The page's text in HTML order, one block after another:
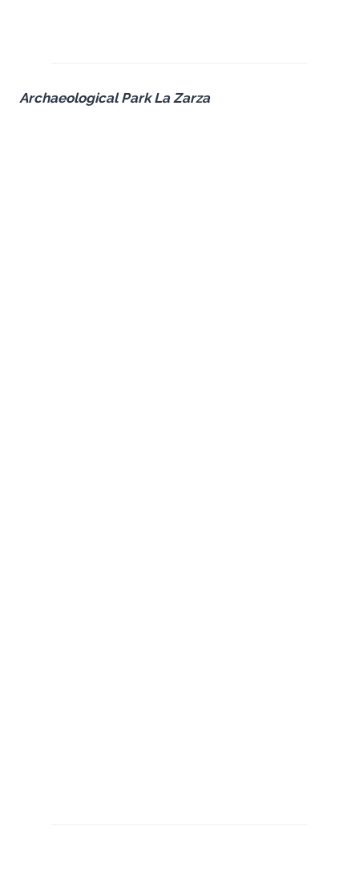
Archaeological Park La Zarza